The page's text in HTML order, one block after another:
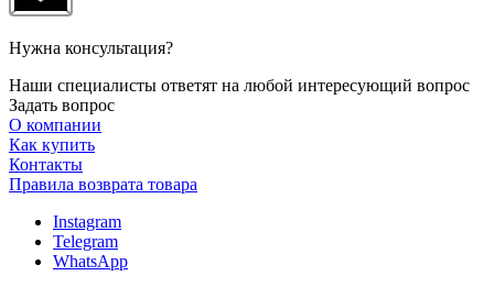
Нужна консультация?
Наши специалисты ответят на любой интересующий вопрос
Задать вопрос
О компании
Как купить
Контакты
Правила возврата товара
Instagram
Telegram
WhatsApp